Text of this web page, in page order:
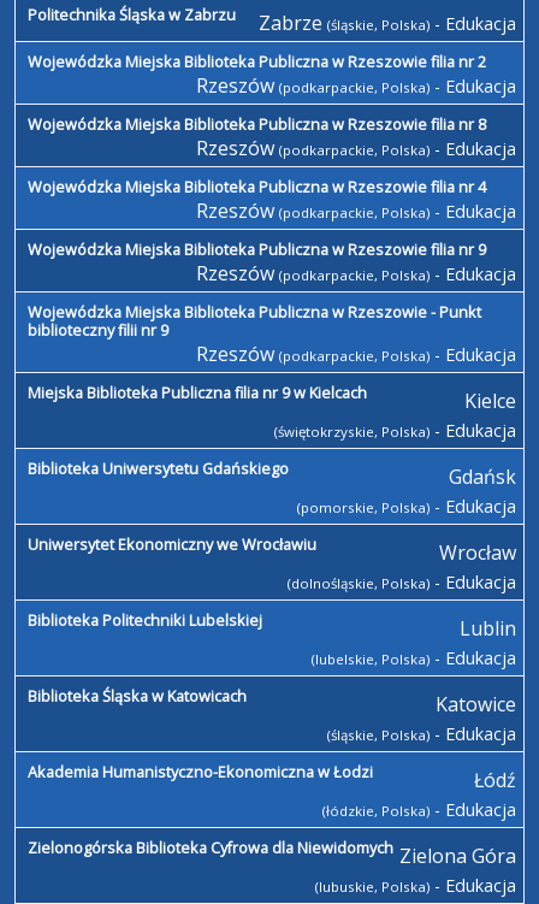
Politechnika Śląska w Zabrzu Zabrze (śląskie, Polska)- Edukacja
Wojewódzka Miejska Biblioteka Publiczna w Rzeszowie filia nr 2
Rzeszów (podkarpackie, Polska)- Edukacja
Wojewódzka Miejska Biblioteka Publiczna w Rzeszowie filia nr 8
Rzeszów (podkarpackie, Polska)- Edukacja
Wojewódzka Miejska Biblioteka Publiczna w Rzeszowie filia nr 4
Rzeszów (podkarpackie, Polska)- Edukacja
Wojewódzka Miejska Biblioteka Publiczna w Rzeszowie filia nr 9
Rzeszów (podkarpackie, Polska)- Edukacja
Wojewódzka Miejska Biblioteka Publiczna w Rzeszowie - Punkt
biblioteczny filii nr 9
Rzeszów (podkarpackie, Polska)- Edukacja
Miejska Biblioteka Publiczna filia nr 9 w Kielcach Kielce
(świętokrzyskie, Polska)- Edukacja
Biblioteka Uniwersytetu Gdańskiego Gdańsk
(pomorskie, Polska)- Edukacja
Uniwersytet Ekonomiczny we Wrocławiu Wrocław
(dolnośląskie, Polska)- Edukacja
Biblioteka Politechniki Lubelskiej Lublin
(lubelskie, Polska)- Edukacja
Biblioteka Śląska w Katowicach Katowice
(śląskie, Polska)- Edukacja
Akademia Humanistyczno-Ekonomiczna w Łodzi Łódź
(łódzkie, Polska)- Edukacja
Zielonogórska Biblioteka Cyfrowa dla Niewidomych Zielona Góra
(lubuskie, Polska)- Edukacja